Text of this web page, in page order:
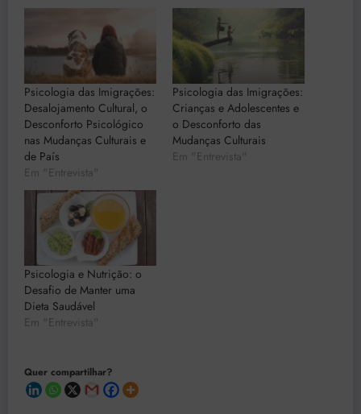
Psicologia das Imigrações:
Desalojamento Cultural, o
Desconforto Psicológico
nas Mudanças Culturais e
de País
Em "Entrevista"
Psicologia das Imigrações:
Crianças e Adolescentes e
o Desconforto das
Mudanças Culturais
Em "Entrevista"
Psicologia e Nutrição: o
Desafio de Manter uma
Dieta Saudável
Em "Entrevista"
Quer compartilhar?